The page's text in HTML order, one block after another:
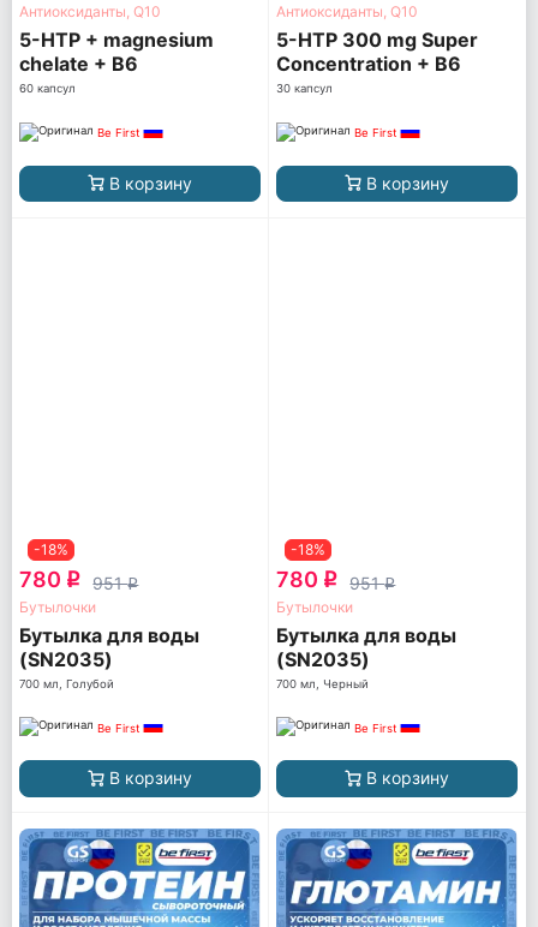
Антиоксиданты, Q10
5-HTP + magnesium
chelate + B6
60 капсул
Be First
В корзину
Антиоксиданты, Q10
5-HTP 300 mg Super
Concentration + B6
30 капсул
Be First
В корзину
-18%
780 q 951q
Бутылочки
Бутылка для воды
(SN2035)
700 мл, Голубой
Be First
В корзину
-18%
780 q 951q
Бутылочки
Бутылка для воды
(SN2035)
700 мл, Черный
Be First
В корзину